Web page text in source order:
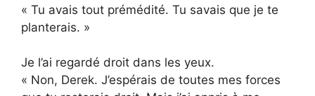
« Tu avais tout prémédité. Tu savais que je te
planterais. »
Je l’ai regardé droit dans les yeux.
« Non, Derek. J’espérais de toutes mes forces